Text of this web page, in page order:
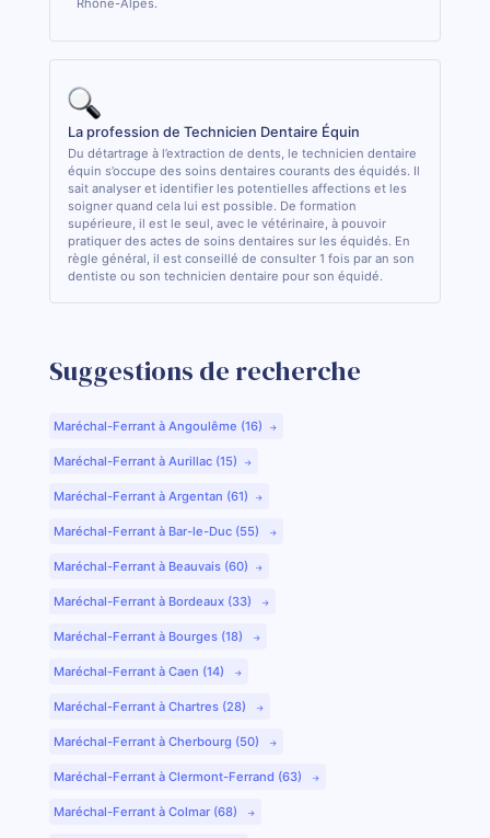
La profession de Technicien Dentaire Équin
Du détartrage à l’extraction de dents, le technicien dentaire
équin s’occupe des soins dentaires courants des équidés. Il
sait analyser et identifier les potentielles affections et les
soigner quand cela lui est possible. De formation
supérieure, il est le seul, avec le vétérinaire, à pouvoir
pratiquer des actes de soins dentaires sur les équidés. En
règle général, il est conseillé de consulter 1 fois par an son
dentiste ou son technicien dentaire pour son équidé.
Suggestions de recherche
Maréchal-Ferrant à Angoulême (16)
Maréchal-Ferrant à Aurillac (15)
Maréchal-Ferrant à Argentan (61)
Maréchal-Ferrant à Bar-le-Duc (55)
Maréchal-Ferrant à Beauvais (60)
Maréchal-Ferrant à Bordeaux (33)
Maréchal-Ferrant à Bourges (18)
Maréchal-Ferrant à Caen (14)
Maréchal-Ferrant à Chartres (28)
Maréchal-Ferrant à Cherbourg (50)
Maréchal-Ferrant à Clermont-Ferrand (63)
Maréchal-Ferrant à Colmar (68)